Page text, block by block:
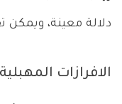
دلالة معينة، ويمكن
الافرازات